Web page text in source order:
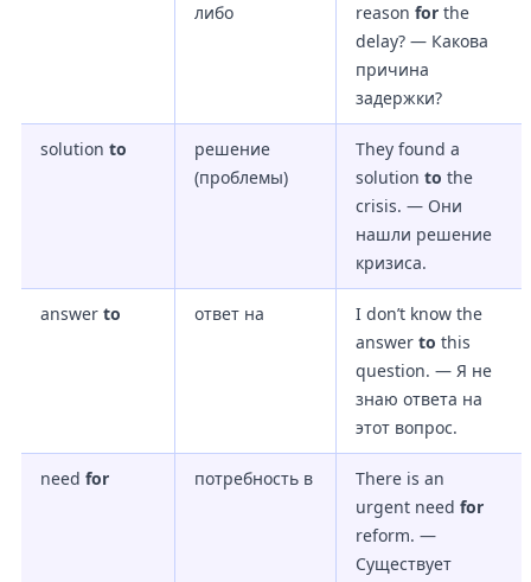
либо
reason for the
delay? — Какова
причина
задержки?
solution to
решение
(проблемы)
They found a
solution to the
crisis. — Они
нашли решение
кризиса.
answer to ответ на
I don’t know the
answer to this
question. — Я не
знаю ответа на
этот вопрос.
need for потребность в
There is an
urgent need for
reform. —
Существует